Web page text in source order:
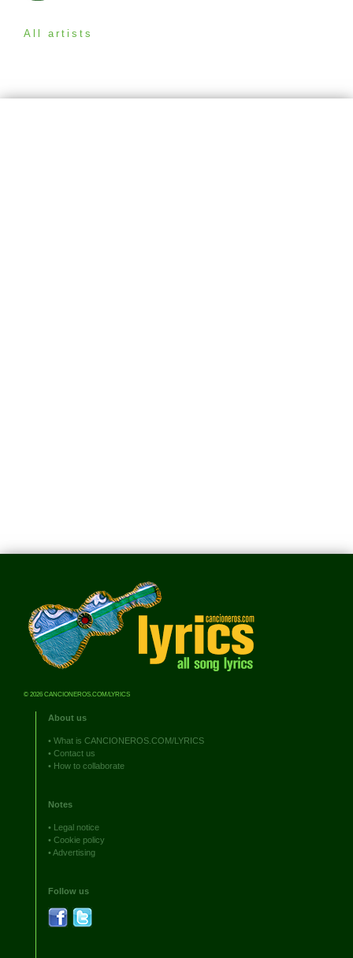
All artists
© 2026 CANCIONEROS.COM/LYRICS
About us
• What is CANCIONEROS.COM/LYRICS
• Contact us
• How to collaborate
Notes
• Legal notice
• Cookie policy
•Advertising
Follow us